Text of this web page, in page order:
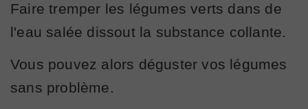
Faire tremper les légumes verts dans de
l'eau salée dissout la substance collante.
Vous pouvez alors déguster vos légumes
sans problème.